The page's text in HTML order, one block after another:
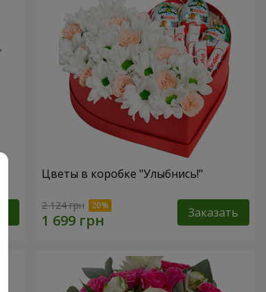
Цветы в коробке "Улыбнись!"
2 124 грн Заказать